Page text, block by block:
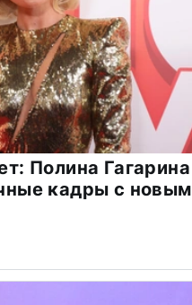
Полина Гагарина
кадры с новым